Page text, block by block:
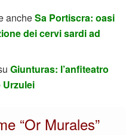
ancheSa Portiscra: oasi
dei cervi sardi ad
Giunturas: l’anfiteatro
Urzulei
“Or Murales”